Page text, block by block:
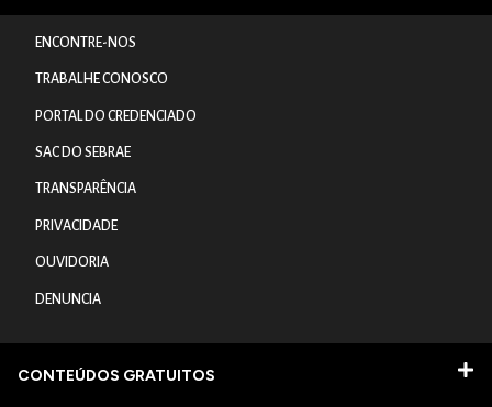
ENCONTRE-NOS
TRABALHE CONOSCO
PORTAL DO CREDENCIADO
SAC DO SEBRAE
TRANSPARÊNCIA
PRIVACIDADE
OUVIDORIA
DENUNCIA
CONTEÚDOS GRATUITOS